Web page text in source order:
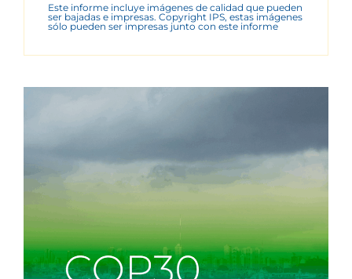
Este informe incluye imágenes de calidad que pueden
ser bajadas e impresas. Copyright IPS, estas imágenes
sólo pueden ser impresas junto con este informe